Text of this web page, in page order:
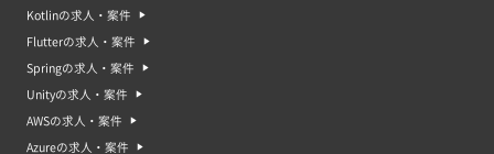
Kotlinの求人・案件
Flutterの求人・案件
Springの求人・案件
Unityの求人・案件
AWSの求人・案件
Azureの求人・案件